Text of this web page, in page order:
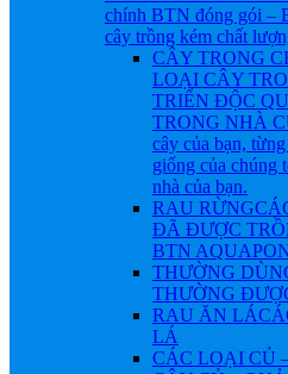
chính BTN đóng gói –
cây trồng kém chất
CÂY TRONG
LOẠI CÂY
TRIỂN ĐỘC
TRONG NHÀ
cây của bạn,
giống của chúng
nhà của bạn.
RAU RỪNG
ĐÃ ĐƯỢC
BTN
THƯỜNG
THƯỜNG
RAU ĂN LÁ
LÁ
CÁC LOẠI CỦ